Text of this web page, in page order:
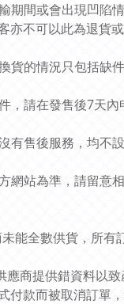
期間或會出現凹陷
亦不可以此為退貨或
貨的情況只包括缺
，請在發售後7天
有售後服務，均不設
網站為準，請留意
能全數供貨，所有
應商提供錯資料以
付款而被取消訂單